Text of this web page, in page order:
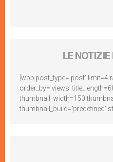
LE NOTIZIE
[wpp post_type='post' limit=4
order_by='views'
thumbnail_width=150
thumbnail_build='predefined'